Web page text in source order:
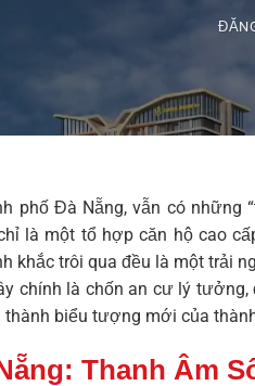
phố Đà Nẵng, vẫn có
là một tổ hợp căn hộ cao
khắc trôi qua đều là một trải
chính là chốn an cư lý
biểu tượng mới của
Thanh Âm